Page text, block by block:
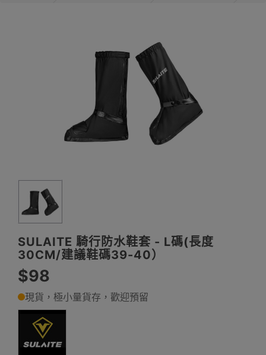
SULAITE 騎行防水鞋套 - L碼(長度
30CM/建議鞋碼39-40）
$98
現貨，極小量貨存，歡迎預留